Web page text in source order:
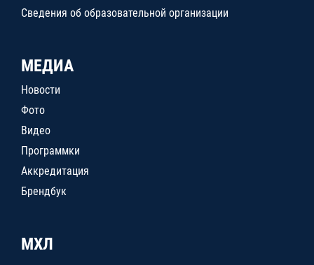
Сведения об образовательной организации
МЕДИА
Новости
Фото
Видео
Программки
Аккредитация
Брендбук
МХЛ